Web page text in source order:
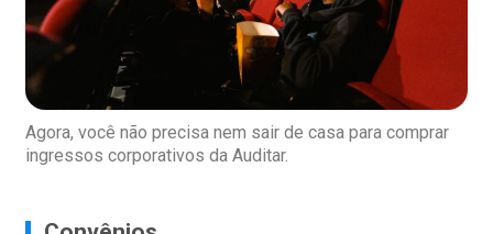
Agora, você não precisa nem sair de casa para comprar
ingressos corporativos da Auditar.